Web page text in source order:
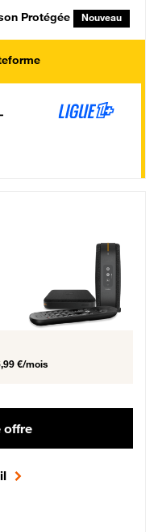
Protégée Nouveau
€ par mois, Engagement 12 mois
€/mois
offre